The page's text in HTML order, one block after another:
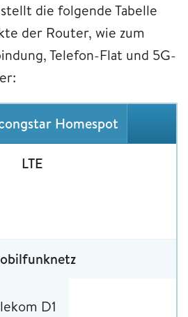
die folgende Tabelle
der Router, wie zum
Telefon-Flat und 5G-
Homespot
LTE
D1